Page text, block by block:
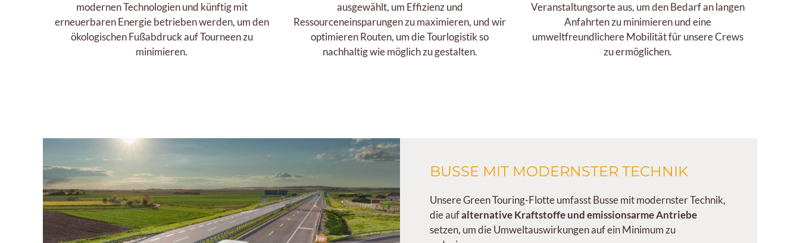
modernen Technologien und künftig mit
erneuerbaren Energie betrieben werden, um den
ökologischen Fußabdruck auf Tourneen zu
minimieren.
ausgewählt, um Effizienz und
Ressourceneinsparungen zu maximieren, und wir
optimieren Routen, um die Tourlogistik so
nachhaltig wie möglich zu gestalten.
Veranstaltungsorte aus, um den Bedarf an langen
Anfahrten zu minimieren und eine
umweltfreundlichere Mobilität für unsere Crews
zu ermöglichen.
BUSSE MIT MODERNSTER TECHNIK
Unsere Green Touring-Flotte umfasst Busse mit modernster Technik,
die aufalternative Kraftstoffe und emissionsarme Antriebe
setzen, um die Umweltauswirkungen auf ein Minimum zu